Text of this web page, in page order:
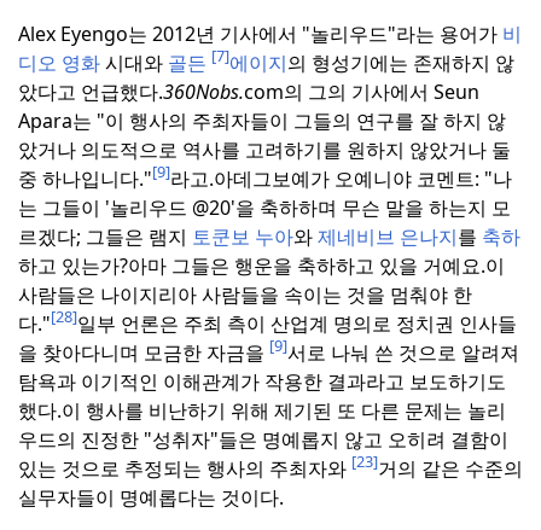
Alex Eyengo는 2012년 기사에서 "놀리우드"라는 용어가 비
디오 영화시대와 골든 [7]에이지의 형성기에는 존재하지 않
았다고 언급했다.360Nobs.com의 그의 기사에서 Seun
Apara는 "이 행사의 주최자들이 그들의 연구를 잘 하지 않
았거나 의도적으로 역사를 고려하기를 원하지 않았거나 둘
중 하나입니다."[9]라고.아데그보예가 오예니야 코멘트: "나
는 그들이 '놀리우드 @20'을 축하하며 무슨 말을 하는지 모
르겠다; 그들은 램지 토쿤보 누아와제네비브 은나지를 축하
하고 있는가?아마 그들은 행운을 축하하고 있을 거예요.이
사람들은 나이지리아 사람들을 속이는 것을 멈춰야 한
다."[28]일부 언론은 주최 측이 산업계 명의로 정치권 인사들
을 찾아다니며 모금한 자금을 [9]서로 나눠 쓴 것으로 알려져
탐욕과 이기적인 이해관계가 작용한 결과라고 보도하기도
했다.이 행사를 비난하기 위해 제기된 또 다른 문제는 놀리
우드의 진정한 "성취자"들은 명예롭지 않고 오히려 결함이
있는 것으로 추정되는 행사의 주최자와 [23]거의 같은 수준의
실무자들이 명예롭다는 것이다.